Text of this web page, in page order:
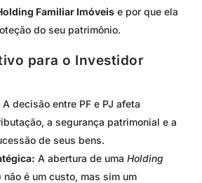
Familiar Imóveis e por que ela
do seu patrimônio.
para o Investidor
A decisão entre PF e PJ afeta
a segurança patrimonial e a
de seus bens.
A abertura de uma Holding
não é um custo, mas sim um